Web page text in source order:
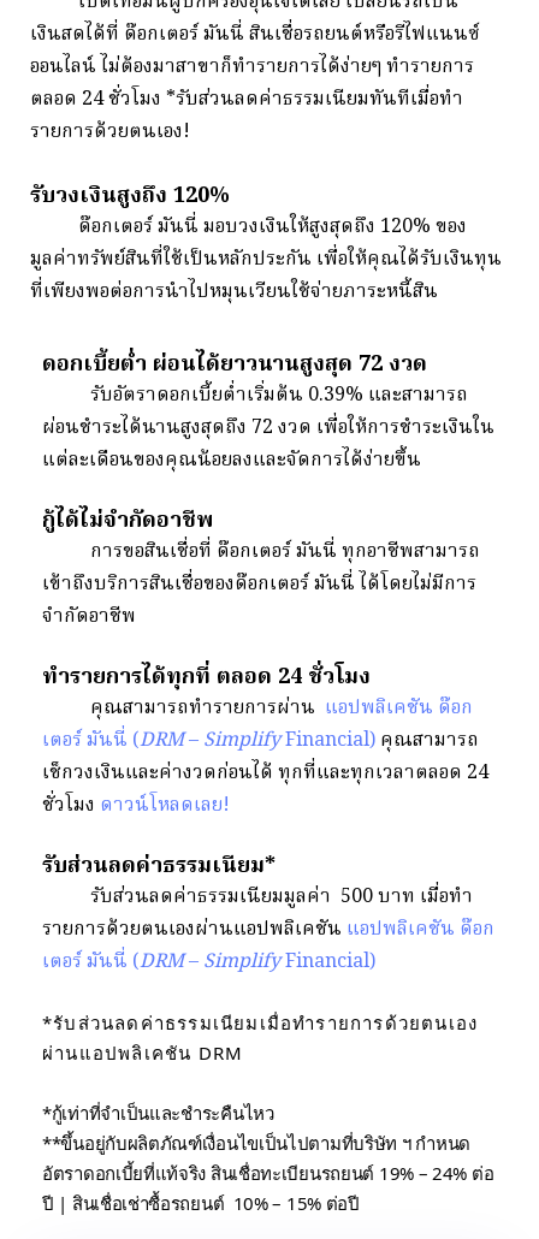
เงินสดได้ที่ ด๊อกเตอร์ มันนี่ สินเชื่อรถยนต์หรือรีไฟแนนซ์
ออนไลน์ ไม่ต้องมาสาขาก็ทำรายการได้ง่ายๆ ทำรายการ
ตลอด 24 ชั่วโมง *รับส่วนลดค่าธรรมเนียมทันทีเมื่อทำ
รายการด้วยตนเอง!
รับวงเงินสูงถึง 120%
ด๊อกเตอร์ มันนี่ มอบวงเงินให้สูงสุดถึง 120% ของ
มูลค่าทรัพย์สินที่ใช้เป็นหลักประกัน เพื่อให้คุณได้รับเงินทุน
ที่เพียงพอต่อการนำไปหมุนเวียนใช้จ่ายภาระหนี้สิน
ดอกเบี้ยต่ำ ผ่อนได้ยาวนานสูงสุด 72 งวด
รับอัตราดอกเบี้ยต่ำเริ่มต้น 0.39% และสามารถ
ผ่อนชำระได้นานสูงสุดถึง 72 งวด เพื่อให้การชำระเงินใน
แต่ละเดือนของคุณน้อยลงและจัดการได้ง่ายขึ้น
กู้ได้ไม่จำกัดอาชีพ
การขอสินเชื่อที่ ด๊อกเตอร์ มันนี่ ทุกอาชีพสามารถ
เข้าถึงบริการสินเชื่อของด๊อกเตอร์ มันนี่ ได้โดยไม่มีการ
จำกัดอาชีพ
ทำรายการได้ทุกที่ ตลอด 24 ชั่วโมง
คุณสามารถทำรายการผ่าน แอปพลิเคชัน ด๊อก
เตอร์ มันนี่ (DRM–SimplifyFinancial)คุณสามารถ
เช็กวงเงินและค่างวดก่อนได้ ทุกที่และทุกเวลาตลอด 24
ชั่วโมง ดาวน์โหลดเลย!
รับส่วนลดค่าธรรมเนียม*
รับส่วนลดค่าธรรมเนียมมูลค่า 500 บาท เมื่อทำ
รายการด้วยตนเองผ่านแอปพลิเคชัน แอปพลิเคชัน ด๊อก
เตอร์ มันนี่ (DRM–SimplifyFinancial)
*รับส่วนลดค่าธรรมเนียมเมื่อทำรายการด้วยตนเอง
ผ่านแอปพลิเคชัน DRM
*กู้เท่าที่จำเป็นและชำระคืนไหว
**ขึ้นอยู่กับผลิตภัณฑ์เงื่อนไขเป็นไปตามที่บริษัท ฯ กำหนด
อัตราดอกเบี้ยที่แท้จริง สินเชื่อทะเบียนรถยนต์ 19% – 24% ต่อ
ปี | สินเชื่อเช่าซื้อรถยนต์ 10% – 15% ต่อปี